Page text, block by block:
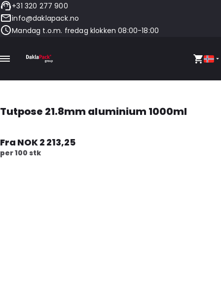
+31 320 277 900
info@daklapack.no
Mandag t.o.m. fredag klokken 08:00-18:00
Tutpose 21.8mm aluminium 1000ml
Fra NOK 2 213,25
per 100 stk